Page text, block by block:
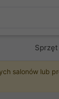
salonów lub